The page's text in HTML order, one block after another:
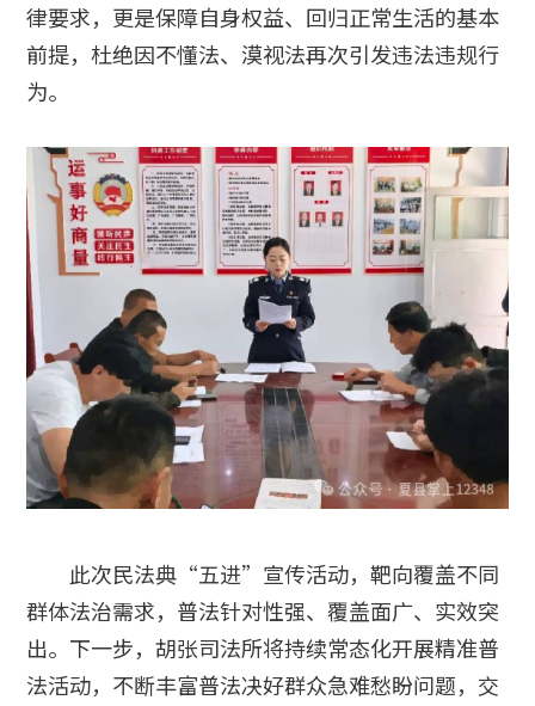
律要求，更是保障自身权益、回归正常生活的基本
前提，杜绝因不懂法、漠视法再次引发违法违规行
为。
此次民法典“五进”宣传活动，靶向覆盖不同
群体法治需求，普法针对性强、覆盖面广、实效突
出。下一步，胡张司法所将持续常态化开展精准普
法活动，不断丰富普法决好群众急难愁盼问题，交